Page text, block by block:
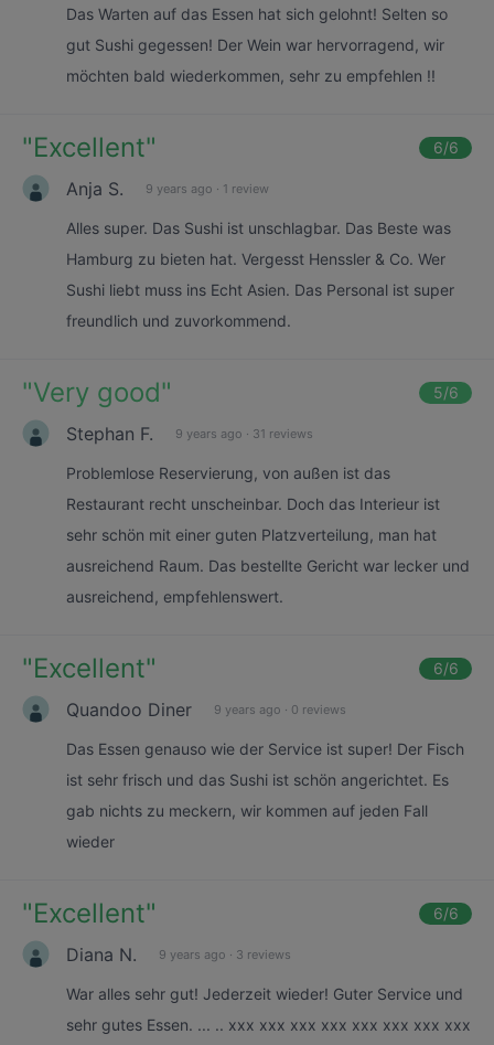
Das Warten auf das Essen hat sich gelohnt! Selten so
gut Sushi gegessen! Der Wein war hervorragend, wir
möchten bald wiederkommen, sehr zu empfehlen !!
"Excellent" 6/6
Anja S. 9 years ago · 1 review
Alles super. Das Sushi ist unschlagbar. Das Beste was
Hamburg zu bieten hat. Vergesst Henssler & Co. Wer
Sushi liebt muss ins Echt Asien. Das Personal ist super
freundlich und zuvorkommend.
"Very good" 5/6
Stephan F. 9 years ago · 31 reviews
Problemlose Reservierung, von außen ist das
Restaurant recht unscheinbar. Doch das Interieur ist
sehr schön mit einer guten Platzverteilung, man hat
ausreichend Raum. Das bestellte Gericht war lecker und
ausreichend, empfehlenswert.
"Excellent" 6/6
Quandoo Diner 9 years ago · 0 reviews
Das Essen genauso wie der Service ist super! Der Fisch
ist sehr frisch und das Sushi ist schön angerichtet. Es
gab nichts zu meckern, wir kommen auf jeden Fall
wieder
"Excellent" 6/6
Diana N. 9 years ago · 3 reviews
War alles sehr gut! Jederzeit wieder! Guter Service und
sehr gutes Essen. ... .. xxx xxx xxx xxx xxx xxx xxx xxx